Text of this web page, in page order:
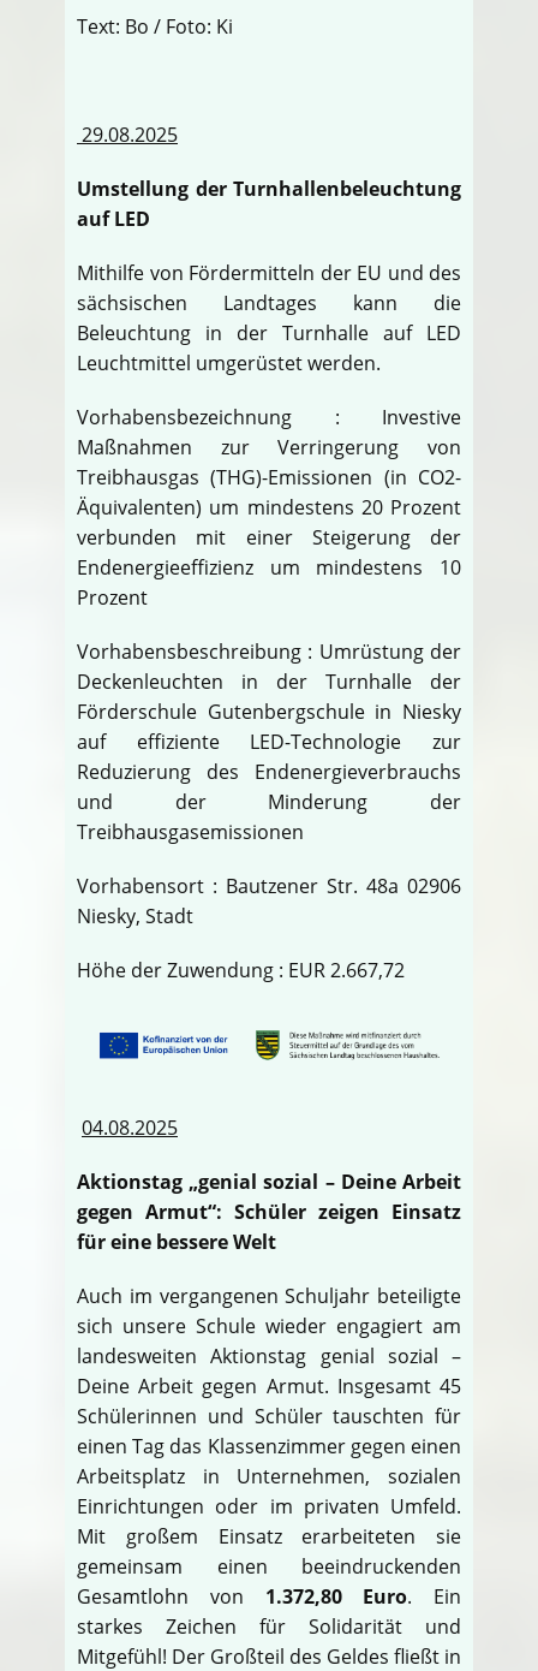
Text: Bo / Foto: Ki
29.08.2025
Umstellung der Turnhallenbeleuchtung
auf LED
Mithilfe von Fördermitteln der EU und des
sächsischen Landtages kann die
Beleuchtung in der Turnhalle auf LED
Leuchtmittel umgerüstet werden.
Vorhabensbezeichnung : Investive
Maßnahmen zur Verringerung von
Treibhausgas (THG)-Emissionen (in CO2-
Äquivalenten) um mindestens 20 Prozent
verbunden mit einer Steigerung der
Endenergieeffizienz um mindestens 10
Prozent
Vorhabensbeschreibung : Umrüstung der
Deckenleuchten in der Turnhalle der
Förderschule Gutenbergschule in Niesky
auf effiziente LED-Technologie zur
Reduzierung des Endenergieverbrauchs
und der Minderung der
Treibhausgasemissionen
Vorhabensort : Bautzener Str. 48a 02906
Niesky, Stadt
Höhe der Zuwendung : EUR 2.667,72
04.08.2025
Aktionstag „genial sozial – Deine Arbeit
gegen Armut“: Schüler zeigen Einsatz
für eine bessere Welt
Auch im vergangenen Schuljahr beteiligte
sich unsere Schule wieder engagiert am
landesweiten Aktionstag genial sozial –
Deine Arbeit gegen Armut. Insgesamt 45
Schülerinnen und Schüler tauschten für
einen Tag das Klassenzimmer gegen einen
Arbeitsplatz in Unternehmen, sozialen
Einrichtungen oder im privaten Umfeld.
Mit großem Einsatz erarbeiteten sie
gemeinsam einen beeindruckenden
Gesamtlohn von 1.372,80 Euro. Ein
starkes Zeichen für Solidarität und
Mitgefühl! Der Großteil des Geldes fließt in